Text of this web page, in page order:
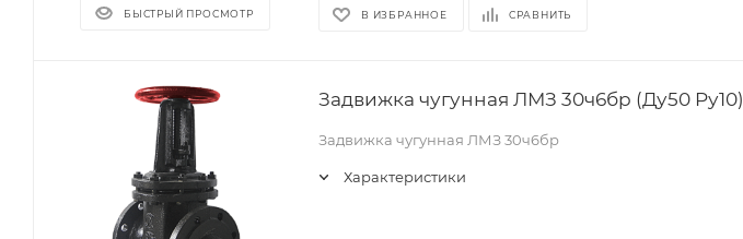
БЫСТРЫЙ ПРОСМОТР В ИЗБРАННОЕ СРАВНИТЬ
Задвижка чугунная ЛМЗ 30ч6бр (Ду50 Pу10)
Задвижка чугунная ЛМЗ 30ч6бр
Характеристики